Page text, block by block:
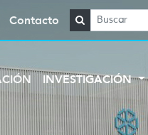
Contacto
INVESTIGACIÓN